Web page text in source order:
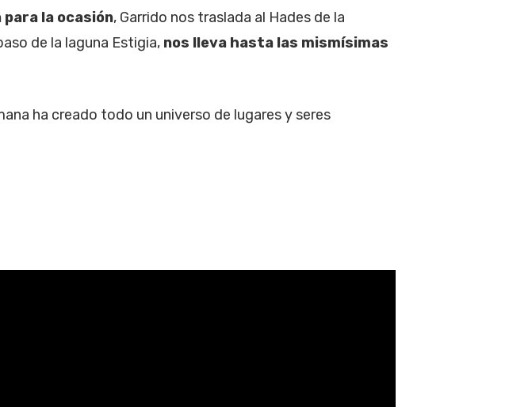
la ocasión, Garrido nos traslada al Hades de la
de la laguna Estigia, nos lleva hasta las mismísimas
ha creado todo un universo de lugares y seres